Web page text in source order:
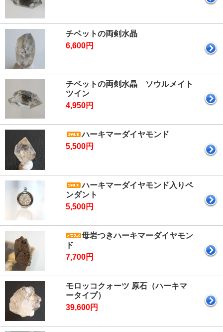
チベットの両剣水晶
6,600円
チベットの両剣水晶 ソウルメイト
ツイン
4,950円
ハーキマーダイヤモンド
5,500円
ハーキマーダイヤモンド入りペ
ンダント
5,500円
母岩つきハーキマーダイヤモン
ド
7,700円
モロッコクォーツ 原石（ハーキマ
ータイプ）
39,600円